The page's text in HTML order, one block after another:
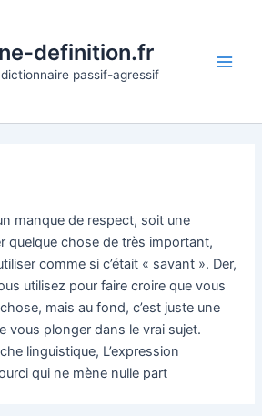
definition.fr
passif-agressif
manque de respect, soit une
quelque chose de très important,
comme si c’était « savant ». Der,
utilisez pour faire croire que vous
mais au fond, c’est juste une
vous plonger dans le vrai sujet.
linguistique, L’expression
qui ne mène nulle part